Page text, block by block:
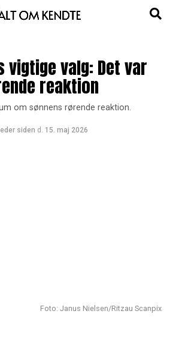
vigtige valg: Det var
reaktion
om sønnens rørende reaktion.
siden d. 15. maj 2026
Foto: Janus Nielsen/Ritzau Scanpix